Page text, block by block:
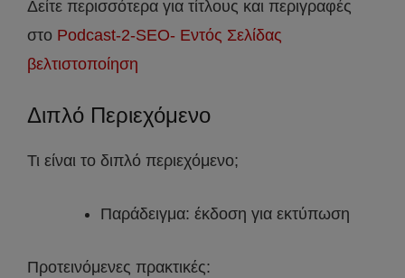
Δείτε περισσότερα για τίτλους και περιγραφές
στο Podcast-2-SEO- Εντός Σελίδας
βελτιστοποίηση
Διπλό Περιεχόμενο
Τι είναι το διπλό περιεχόμενο;
Παράδειγμα: έκδοση για εκτύπωση
Προτεινόμενες πρακτικές: